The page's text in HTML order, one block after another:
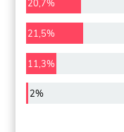
20,7%
21,5%
11,3%
2%